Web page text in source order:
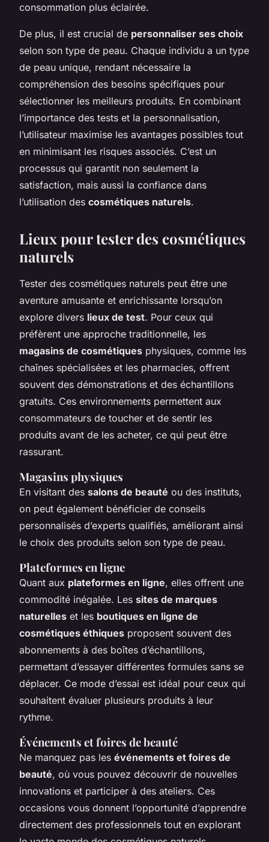
consommation plus éclairée.
De plus, il est crucial de personnaliser ses choix
selon son type de peau. Chaque individu a un type
de peau unique, rendant nécessaire la
compréhension des besoins spécifiques pour
sélectionner les meilleurs produits. En combinant
l’importance des tests et la personnalisation,
l’utilisateur maximise les avantages possibles tout
en minimisant les risques associés. C’est un
processus qui garantit non seulement la
satisfaction, mais aussi la confiance dans
l’utilisation des cosmétiques naturels.
Lieux pour tester des cosmétiques
naturels
Tester des cosmétiques naturels peut être une
aventure amusante et enrichissante lorsqu’on
explore divers lieux de test. Pour ceux qui
préfèrent une approche traditionnelle, les
magasins de cosmétiques physiques, comme les
chaînes spécialisées et les pharmacies, offrent
souvent des démonstrations et des échantillons
gratuits. Ces environnements permettent aux
consommateurs de toucher et de sentir les
produits avant de les acheter, ce qui peut être
rassurant.
Magasins physiques
En visitant des salons de beauté ou des instituts,
on peut également bénéficier de conseils
personnalisés d’experts qualifiés, améliorant ainsi
le choix des produits selon son type de peau.
Plateformes en ligne
Quant aux plateformes en ligne, elles offrent une
commodité inégalée. Les sites de marques
naturelles et les boutiques en ligne de
cosmétiques éthiques proposent souvent des
abonnements à des boîtes d’échantillons,
permettant d’essayer différentes formules sans se
déplacer. Ce mode d’essai est idéal pour ceux qui
souhaitent évaluer plusieurs produits à leur
rythme.
Événements et foires de beauté
Ne manquez pas les événements et foires de
beauté, où vous pouvez découvrir de nouvelles
innovations et participer à des ateliers. Ces
occasions vous donnent l’opportunité d’apprendre
directement des professionnels tout en explorant